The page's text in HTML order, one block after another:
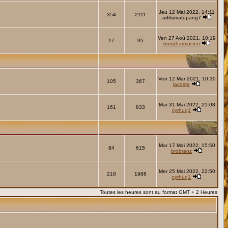
354 2111
Jeu 12 Mai 2022, 14:11
adilsimatupang7
17 95
Ven 27 Aoû 2021, 10:19
bonpharmacien
105 367
Ven 12 Mar 2021, 10:30
lacoste
161 833
Mar 31 Mai 2022, 21:08
cyrhug1
84 615
Mar 17 Mai 2022, 15:50
brobranz
218 1988
Mer 25 Mai 2022, 22:50
cyrhug1
Toutes les heures sont au format GMT + 2 Heures